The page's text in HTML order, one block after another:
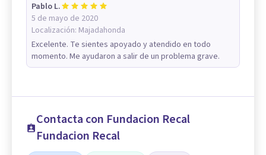
Pablo L.
5 de mayo de 2020
Localización: Majadahonda
Excelente. Te sientes apoyado y atendido en todo
momento. Me ayudaron a salir de un problema grave.
Contacta con Fundacion Recal
Fundacion Recal